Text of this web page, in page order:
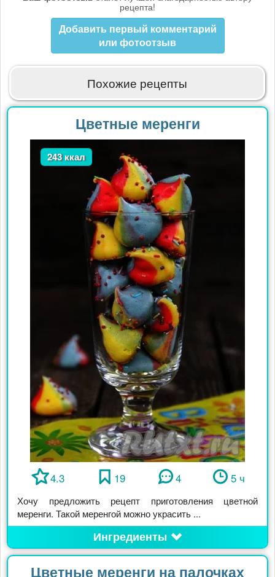
рецепта!
Добавить первый комментарий
или фотоотзыв
Похожие рецепты
Цветные меренги
243 ккал
4.3 19 4 5 ч
Хочу предложить рецепт приготовления цветной
меренги. Такой меренгой можно украсить ...
Ингредиенты
Цветные меренги на палочках